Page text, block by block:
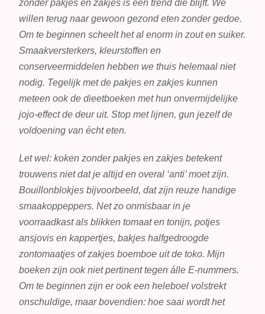
zonder pakjes en zakjes is een trend die blijft. We
willen terug naar gewoon gezond eten zonder gedoe.
Om te beginnen scheelt het al enorm in zout en suiker.
Smaakversterkers, kleurstoffen en
conserveermiddelen hebben we thuis helemaal niet
nodig. Tegelijk met de pakjes en zakjes kunnen
meteen ook de dieetboeken met hun onvermijdelijke
jojo-effect de deur uit. Stop met lijnen, gun jezelf de
voldoening van écht eten.
Let wel: koken zonder pakjes en zakjes betekent
trouwens niet dat je altijd en overal ‘anti’ moet zijn.
Bouillonblokjes bijvoorbeeld, dat zijn reuze handige
smaakoppeppers. Net zo onmisbaar in je
voorraadkast als blikken tomaat en tonijn, potjes
ansjovis en kappertjes, bakjes halfgedroogde
zontomaatjes of zakjes boemboe uit de toko. Mijn
boeken zijn ook niet pertinent tegen álle E-nummers.
Om te beginnen zijn er ook een heleboel volstrekt
onschuldige, maar bovendien: hoe saai wordt het